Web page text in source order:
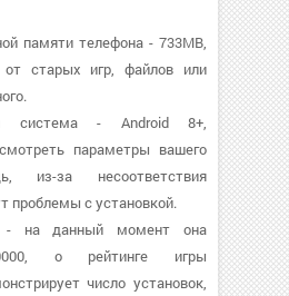
памяти телефона - 733MB,
от старых игр, файлов или
система - Android 8+,
параметры вашего
из-за несоответствия
проблемы с установкой.
- на данный момент она
о рейтинге игры
число установок,